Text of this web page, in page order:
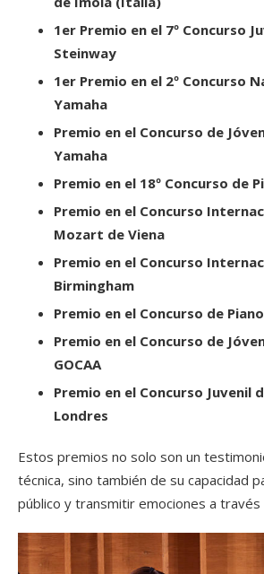
1er Premio en el 7º Concurso
Steinway
1er Premio en el 2º Concurso
Yamaha
Premio en el Concurso de
Yamaha
Premio en el 18º Concurso de
Premio en el Concurso
Mozart de Viena
Premio en el Concurso
Birmingham
Premio en el Concurso de
Premio en el Concurso de
GOCAA
Premio en el Concurso Juvenil
Londres
Estos premios no solo son un
técnica, sino también de su capacidad
público y transmitir emociones a través